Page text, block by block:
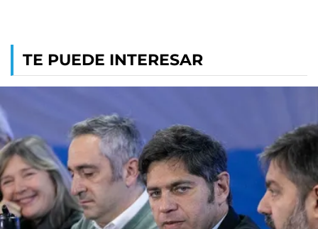
TE PUEDE INTERESAR